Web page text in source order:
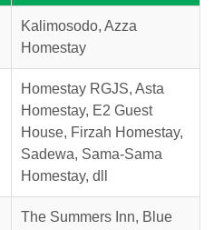
Kalimosodo, Azza
Homestay
Homestay RGJS, Asta
Homestay, E2 Guest
House, Firzah Homestay,
Sadewa, Sama-Sama
Homestay, dll
The Summers Inn, Blue